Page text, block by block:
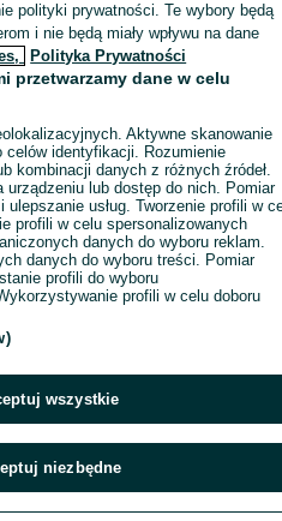
Wyświetlenia:
polityki prywatności. Te wybory będą
i nie będą miały wpływu na dane
Polityka Prywatności
przetwarzamy dane w celu
Aktywne skanowanie
identyfikacji. Rozumienie
kombinacji danych z różnych źródeł.
urządzeniu lub dostęp do nich. Pomiar
usług. Tworzenie profili w
profili w celu spersonalizowanych
danych do wyboru reklam.
danych do wyboru treści. Pomiar
profili do wyboru
profili w celu doboru
wszystkie
niezbędne